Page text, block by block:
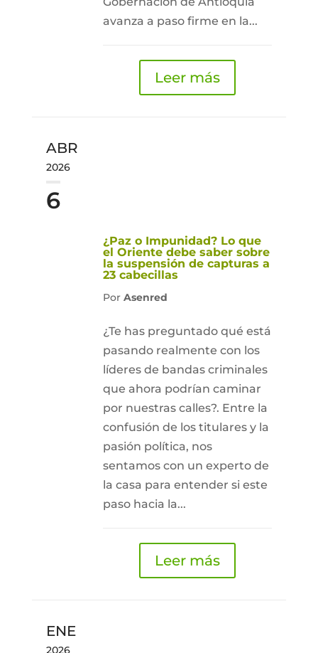
avanza a paso firme en la...
Leer más
ABR
2026
6
¿Paz o Impunidad? Lo que
el Oriente debe saber sobre
la suspensión de capturas a
23 cabecillas
Por Asenred
¿Te has preguntado qué está
pasando realmente con los
líderes de bandas criminales
que ahora podrían caminar
por nuestras calles?. Entre la
confusión de los titulares y la
pasión política, nos
sentamos con un experto de
la casa para entender si este
paso hacia la...
Leer más
ENE
2026